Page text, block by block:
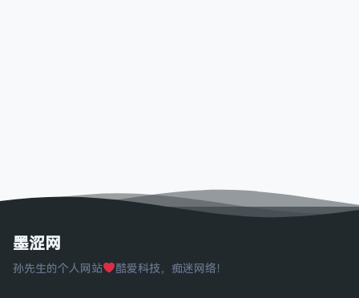
墨涩网
孙先生的个人网站 酷爱科技，痴迷网络！